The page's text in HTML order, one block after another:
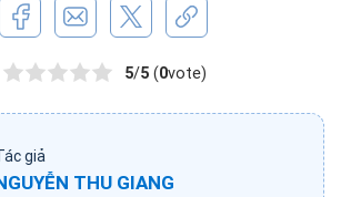
5/5 (0vote)
giả
THU GIANG